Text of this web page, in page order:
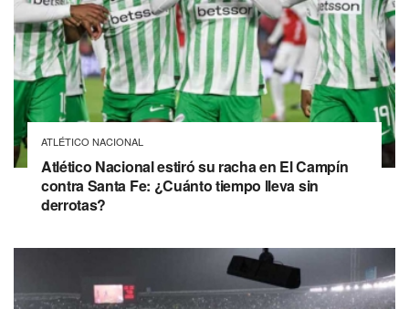
ATLÉTICO NACIONAL
Atlético Nacional estiró su racha en El Campín
contra Santa Fe: ¿Cuánto tiempo lleva sin
derrotas?